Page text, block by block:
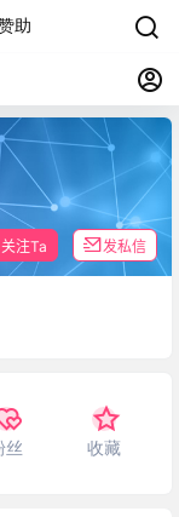
助
关注Ta 发私信
丝 收藏